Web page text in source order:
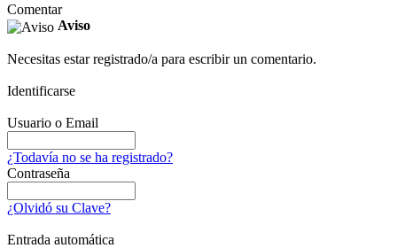
Comentar
Aviso
Necesitas estar registrado/a para escribir un comentario.
Identificarse
Usuario o Email
¿Todavía no se ha registrado?
Contraseña
¿Olvidó su Clave?
Entrada automática